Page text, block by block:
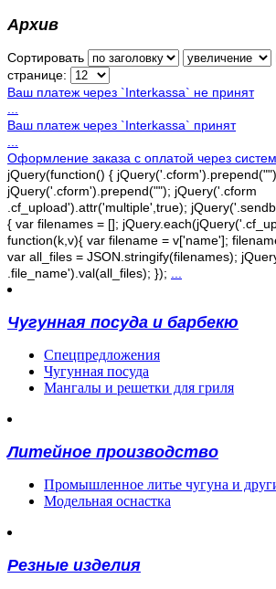
Архив
Сортировать
странице:
Ваш платеж через `Interkassa` не принят
Ваш платеж через `Interkassa` принят
Оформление заказа с оплатой через
jQuery(function() {
jQuery('.cform').prepend(""); jQuery('.cform
.cf_upload').attr('multiple',true);
{ var filenames = [];
function(k,v){ var filename = v['name'];
var all_files = JSON.stringify(filenames);
.file_name').val(all_files); });
Чугунная посуда и барбекю
Спецпредложения
Чугунная посуда
Мангалы и решетки для гриля
Литейное производство
Промышленное литье чугуна и
Модельная оснастка
Резные изделия